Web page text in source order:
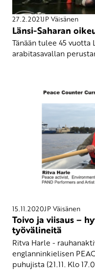
27.2.2021JP Väisänen
Länsi-Saharan
Tänään tulee 45 vuotta
arabitasavallan
15.11.2020JP Väisänen
Toivo ja viisaus –
työvälineitä
Ritva Harle -
englanninkielisen
puhujista (21.11. Klo